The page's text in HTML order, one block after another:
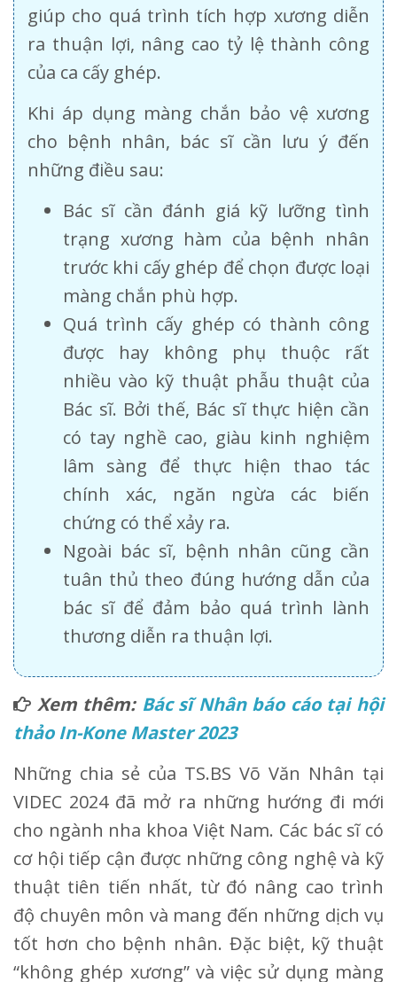
giúp cho quá trình tích hợp xương diễn
ra thuận lợi, nâng cao tỷ lệ thành công
của ca cấy ghép.
Khi áp dụng màng chắn bảo vệ xương
cho bệnh nhân, bác sĩ cần lưu ý đến
những điều sau:
Bác sĩ cần đánh giá kỹ lưỡng tình
trạng xương hàm của bệnh nhân
trước khi cấy ghép để chọn được loại
màng chắn phù hợp.
Quá trình cấy ghép có thành công
được hay không phụ thuộc rất
nhiều vào kỹ thuật phẫu thuật của
Bác sĩ. Bởi thế, Bác sĩ thực hiện cần
có tay nghề cao, giàu kinh nghiệm
lâm sàng để thực hiện thao tác
chính xác, ngăn ngừa các biến
chứng có thể xảy ra.
Ngoài bác sĩ, bệnh nhân cũng cần
tuân thủ theo đúng hướng dẫn của
bác sĩ để đảm bảo quá trình lành
thương diễn ra thuận lợi.
Xem thêm: Bác sĩ Nhân báo cáo tại hội
thảo In-Kone Master 2023
Những chia sẻ của TS.BS Võ Văn Nhân tại
VIDEC 2024 đã mở ra những hướng đi mới
cho ngành nha khoa Việt Nam. Các bác sĩ có
cơ hội tiếp cận được những công nghệ và kỹ
thuật tiên tiến nhất, từ đó nâng cao trình
độ chuyên môn và mang đến những dịch vụ
tốt hơn cho bệnh nhân. Đặc biệt, kỹ thuật
“không ghép xương” và việc sử dụng màng